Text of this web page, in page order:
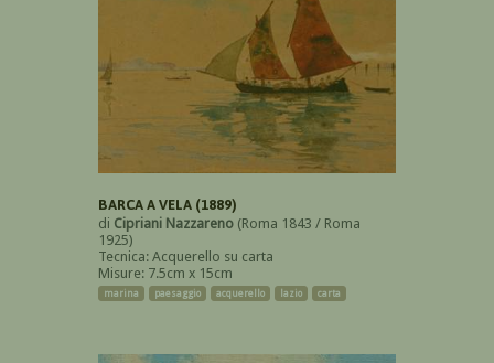
BARCA A VELA (1889)
di Cipriani Nazzareno (Roma 1843 / Roma
1925)
Tecnica: Acquerello su carta
Misure: 7.5cm x 15cm
marina paesaggio acquerello lazio carta